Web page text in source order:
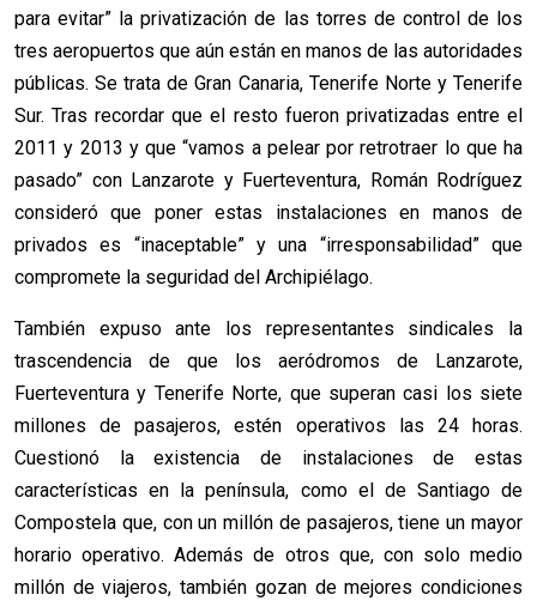
para evitar” la privatización de las torres de control de los
tres aeropuertos que aún están en manos de las autoridades
públicas. Se trata de Gran Canaria, Tenerife Norte y Tenerife
Sur. Tras recordar que el resto fueron privatizadas entre el
2011 y 2013 y que “vamos a pelear por retrotraer lo que ha
pasado” con Lanzarote y Fuerteventura, Román Rodríguez
consideró que poner estas instalaciones en manos de
privados es “inaceptable” y una “irresponsabilidad” que
compromete la seguridad del Archipiélago.
También expuso ante los representantes sindicales la
trascendencia de que los aeródromos de Lanzarote,
Fuerteventura y Tenerife Norte, que superan casi los siete
millones de pasajeros, estén operativos las 24 horas.
Cuestionó la existencia de instalaciones de estas
características en la península, como el de Santiago de
Compostela que, con un millón de pasajeros, tiene un mayor
horario operativo. Además de otros que, con solo medio
millón de viajeros, también gozan de mejores condiciones